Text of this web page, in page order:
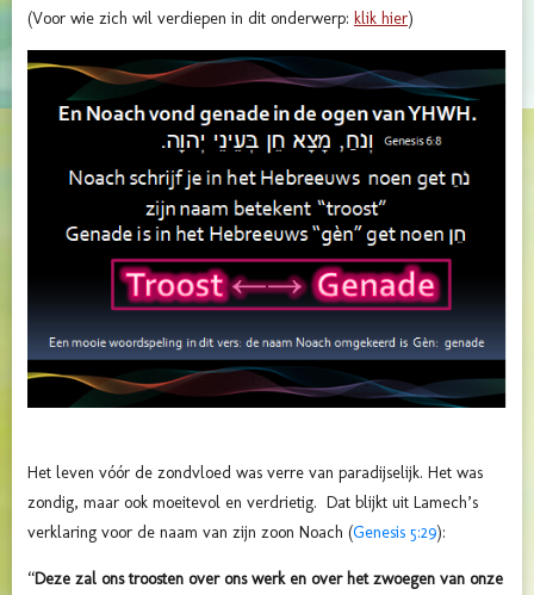
(Voor wie zich wil verdiepen in dit onderwerp: klik hier)
Het leven vóór de zondvloed was verre van paradijselijk. Het was
zondig, maar ook moeitevol en verdrietig. Dat blijkt uit Lamech’s
verklaring voor de naam van zijn zoon Noach (Genesis 5:29):
“Deze zal ons troosten over ons werk en over het zwoegen van onze